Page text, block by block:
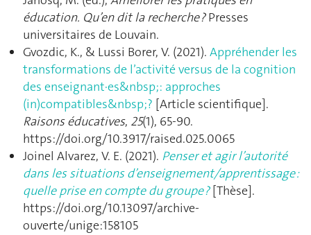
éducation. Qu’en dit la recherche ?Presses
universitaires de Louvain.
Gvozdic, K., & Lussi Borer, V. (2021). Appréhender les
transformations de l’activité versus de la cognition
des enseignant·es&nbsp;: approches
(in)compatibles&nbsp;? [Article scientifique].
Raisons éducatives, 25(1), 65‑90.
https://doi.org/10.3917/raised.025.0065
Joinel Alvarez, V. E. (2021). Penser et agir l’autorité
dans les situations d’enseignement/apprentissage :
quelle prise en compte du groupe ?[Thèse].
https://doi.org/10.13097/archive-
ouverte/unige:158105